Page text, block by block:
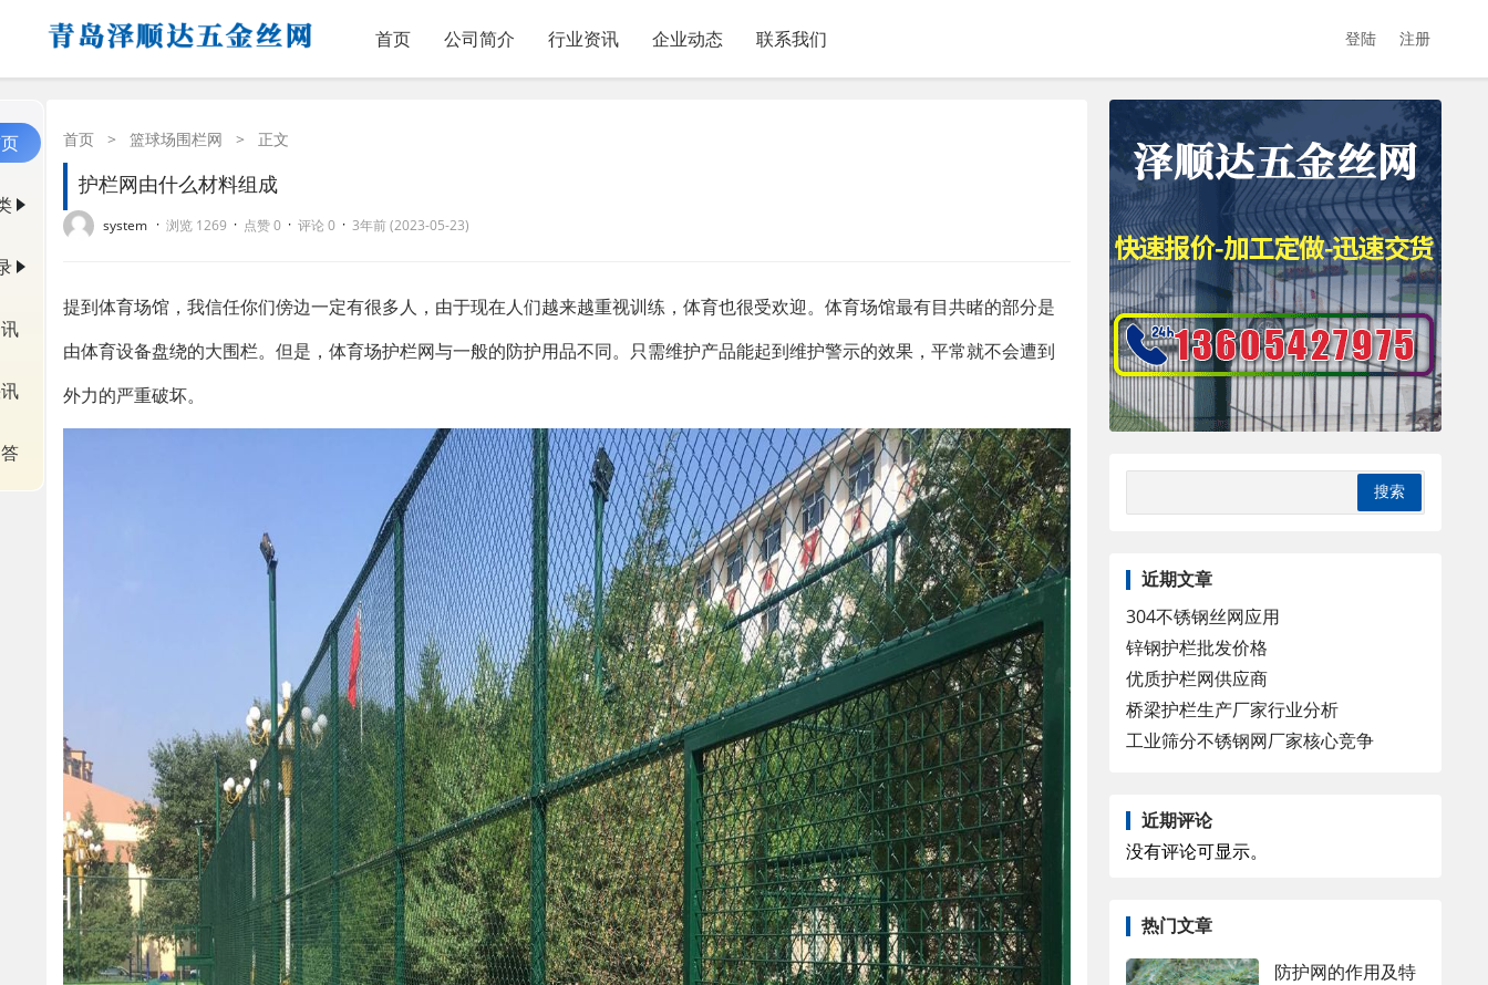
首页 公司简介 行业资讯 企业动态 联系我们 登陆 注册
首页 > 篮球场围栏网 > 正文
护栏网由什么材料组成
system · 浏览 1269 · 点赞 0 · 评论 0 · 3年前 (2023-05-23)
提到体育场馆，我信任你们傍边一定有很多人，由于现在人们越来越重视训练，体育也很受欢迎。体育场馆最有目共睹的部分是
由体育设备盘绕的大围栏。但是，体育场护栏网与一般的防护用品不同。只需维护产品能起到维护警示的效果，平常就不会遭到
外力的严重破坏。
近期文章
304不锈钢丝网应用
锌钢护栏批发价格
优质护栏网供应商
桥梁护栏生产厂家行业分析
工业筛分不锈钢网厂家核心竞争
近期评论
没有评论可显示。
热门文章
防护网的作用及特